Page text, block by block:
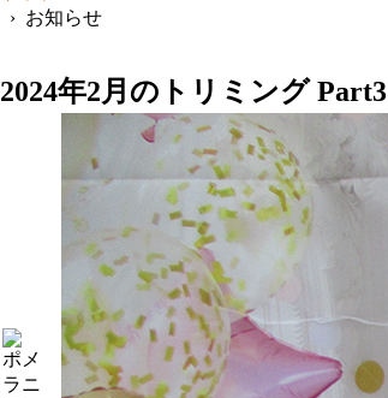
› お知らせ
2024年2月のトリミング Part3
ポメ
ラニ